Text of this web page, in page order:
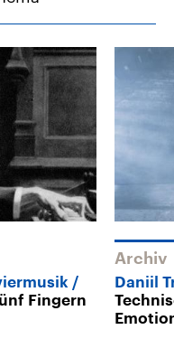
Fingern
Archiv
Daniil